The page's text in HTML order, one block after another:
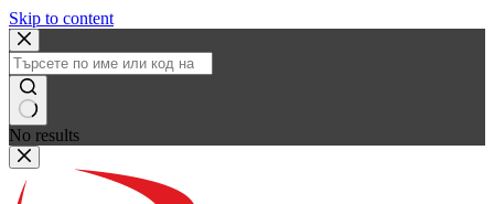
Skip to content
No results